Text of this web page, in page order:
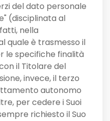
del dato personale
(disciplinata al
nella
quale è trasmesso il
le specifiche finalità
il Titolare del
invece, il terzo
autonomo
per cedere i Suoi
richiesto il Suo